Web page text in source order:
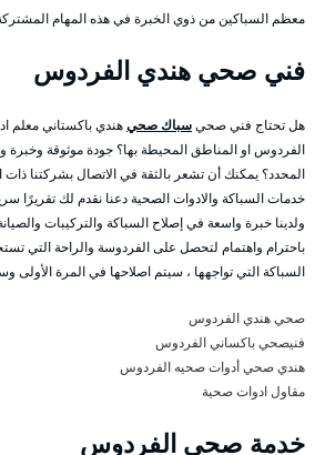
معظم السباكين من ذوي الخبرة في هذه المهام
فني صحي هندي الفردوس
هل تحتاج فني صحيسباك صحيهندي باكستاني معلم
الفردوس او المناطق المحيطة بها؟ جودة موثوقة وخبرة
المحدد؟ يمكنك أن تشعر بالثقة في الاتصال بشركتنا ذات
خدمات السباكة والادوات الصحية دعنا نقدم لك تقريرًا
ولدينا خبرة واسعة في إصلاح السباكة والتركيبات
باحترام واهتمام لتحصل على الفردوسة والراحة التي
السباكة التي تواجهها ، سيتم اصلاحها في المرة الأولى
صحي هندي الفردوس
فنيصحي باكساني الفردوس
هندي صحي أدوات صحيه الفردوس
مقاول ادوات صحية
خدمة صحي الفردوس